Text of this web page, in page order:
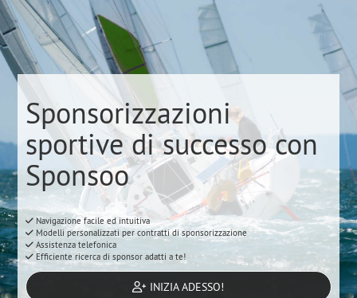
Sponsorizzazioni
sportive di successo con
Sponsoo
Navigazione facile ed intuitiva
Modelli personalizzati per contratti di sponsorizzazione
Assistenza telefonica
Efficiente ricerca di sponsor adatti a te!
INIZIA ADESSO!